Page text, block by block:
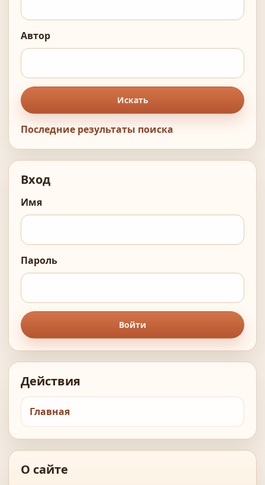
Автор
Искать
Последние результаты поиска
Вход
Имя
Пароль
Войти
Действия
Главная
О сайте